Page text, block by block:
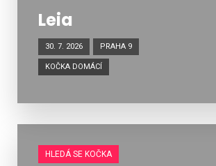
Leia
30. 7. 2026 PRAHA 9
KOČKA DOMÁCÍ
HLEDÁ SE KOČKA